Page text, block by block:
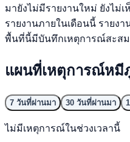
มายังไม่มีรายงานใหม่ ยังไม่
รายงานภายในเดือนนี้ รายง
พื้นที่นี้มีบันทึกเหตุการณ์สะส
แผนที่เหตุการณ์หมี
7 วันที่ผ่านมา 30 วันที่ผ่านมา
ไม่มีเหตุการณ์ในช่วงเวลานี้